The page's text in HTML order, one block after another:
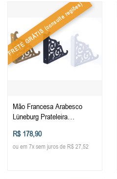
FRETE GRÁTIS
(consulte regiões)
Mão Francesa Arabesco
Lüneburg Prateleira
Decorada
R$ 178,90
ou em 7x sem juros de R$ 27,52